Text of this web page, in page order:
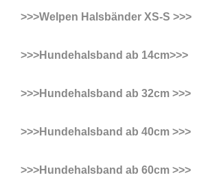
>>>Welpen Halsbänder XS-S >>>
>>>Hundehalsband ab 14cm>>>
>>>Hundehalsband ab 32cm >>>
>>>Hundehalsband ab 40cm >>>
>>>Hundehalsband ab 60cm >>>